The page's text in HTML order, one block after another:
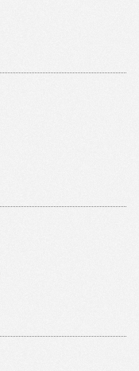
и не думают
Михаил Подоляк
объяснять,
в России,
удары по
вне политики и
сразу лишают
не бьют
людей. Косвенно-то
этого
– другое дело.
твой бизнес
картинки»
Коц, не убивает ли
русского малого